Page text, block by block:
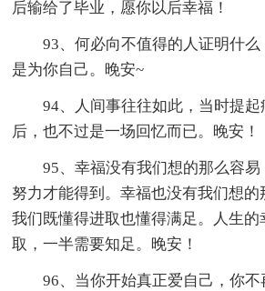
后输给了毕业，愿你以后幸福！
93、何必向不值得的人证明什
是为你自己。晚安~
94、人间事往往如此，当时提
后，也不过是一场回忆而已。晚安！
95、幸福没有我们想的那么容
努力才能得到。幸福也没有我们想
我们既懂得进取也懂得满足。人生
取，一半需要知足。晚安！
96、当你开始真正爱自己，你